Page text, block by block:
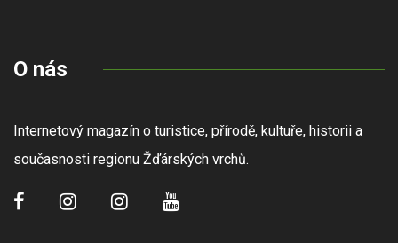
O nás
Internetový magazín o turistice, přírodě, kultuře, historii a
současnosti regionu Žďárských vrchů.